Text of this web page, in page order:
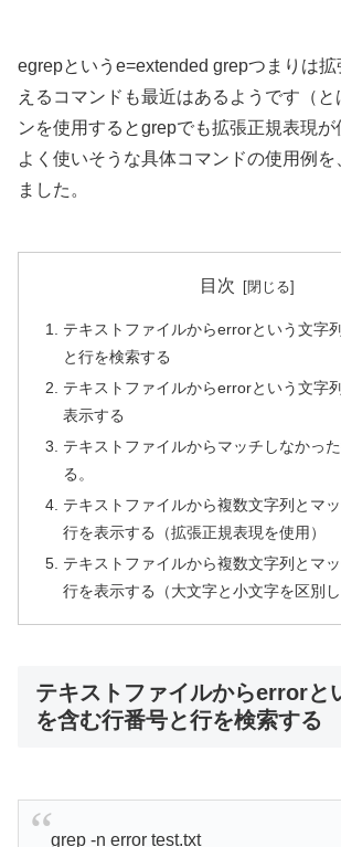
egrepというe=extended grepつまりは
えるコマンドも最近はあるようです（と
ンを使用するとgrepでも拡張正規表現が
よく使いそうな具体コマンドの使用例
ました。
目次
テキストファイルからerrorという文字
と行を検索する
テキストファイルからerrorという文字
表示する
テキストファイルからマッチしなかっ
る。
テキストファイルから複数文字列とマ
行を表示する（拡張正規表現を使用）
テキストファイルから複数文字列とマ
行を表示する（大文字と小文字を区別し
テキストファイルからerrorと
を含む行番号と行を検索する
grep -n error test.txt